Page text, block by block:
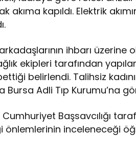
akıma kapıldı. Elektrik
ihbarı üzerine
ekipleri tarafından
belirlendi. Talihsiz
Bursa Adli Tıp Kurumu’na
Başsavcılığı
önlemlerinin inceleneceği